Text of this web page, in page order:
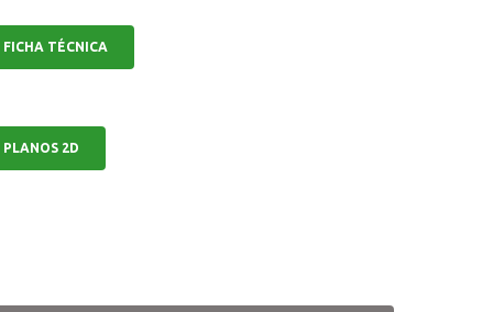
FICHA TÉCNICA
PLANOS 2D